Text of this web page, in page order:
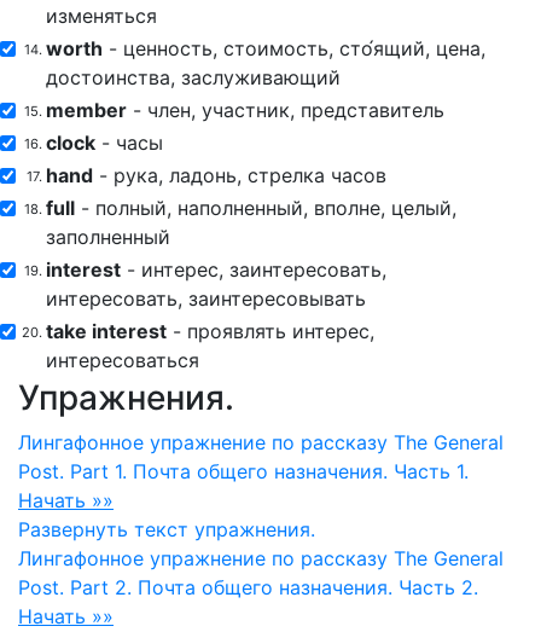
изменяться
14. worth - ценность, стоимость, сто́ящий, цена,
достоинства, заслуживающий
15. member - член, участник, представитель
16. clock - часы
17. hand - рука, ладонь, стрелка часов
18. full - полный, наполненный, вполне, целый,
заполненный
19. interest - интерес, заинтересовать,
интересовать, заинтересовывать
20. take interest - проявлять интерес,
интересоваться
Упражнения.
Лингафонное упражнение по рассказу The General
Post. Part 1. Почта общего назначения. Часть 1.
Начать »»
Развернуть текст упражнения.
Лингафонное упражнение по рассказу The General
Post. Part 2. Почта общего назначения. Часть 2.
Начать »»